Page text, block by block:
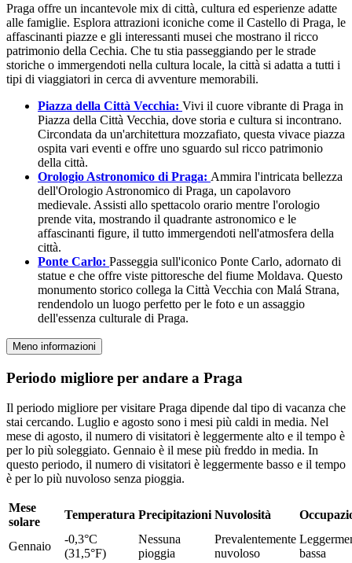
Praga offre un incantevole mix di città, cultura ed esperienze adatte
alle famiglie. Esplora attrazioni iconiche come il Castello di Praga, le
affascinanti piazze e gli interessanti musei che mostrano il ricco
patrimonio della Cechia. Che tu stia passeggiando per le strade
storiche o immergendoti nella cultura locale, la città si adatta a tutti i
tipi di viaggiatori in cerca di avventure memorabili.
Piazza della Città Vecchia: Vivi il cuore vibrante di Praga in
Piazza della Città Vecchia, dove storia e cultura si incontrano.
Circondata da un'architettura mozzafiato, questa vivace piazza
ospita vari eventi e offre uno sguardo sul ricco patrimonio
della città.
Orologio Astronomico di Praga: Ammira l'intricata bellezza
dell'Orologio Astronomico di Praga, un capolavoro
medievale. Assisti allo spettacolo orario mentre l'orologio
prende vita, mostrando il quadrante astronomico e le
affascinanti figure, il tutto immergendoti nell'atmosfera della
città.
Ponte Carlo: Passeggia sull'iconico Ponte Carlo, adornato di
statue e che offre viste pittoresche del fiume Moldava. Questo
monumento storico collega la Città Vecchia con Malá Strana,
rendendolo un luogo perfetto per le foto e un assaggio
dell'essenza culturale di Praga.
Meno informazioni
Periodo migliore per andare a Praga
Il periodo migliore per visitare Praga dipende dal tipo di vacanza che
stai cercando. Luglio e agosto sono i mesi più caldi in media. Nel
mese di agosto, il numero di visitatori è leggermente alto e il tempo è
per lo più soleggiato. Gennaio è il mese più freddo in media. In
questo periodo, il numero di visitatori è leggermente basso e il tempo
è per lo più nuvoloso senza pioggia.
Mese
solare
Temperatura Precipitazioni Nuvolosità
Gennaio
-0,3°C
(31,5°F)
Nessuna
pioggia
Prevalentemente
nuvoloso
bassa